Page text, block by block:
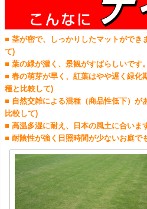
■ 茎が密で、しっかりしたマットができ
て)
■ 葉の緑が濃く、景観がすばらしいです
■ 春の萌芽が早く、紅葉はやや遅く緑化
種と比較して)
■ 自然交雑による混種（商品性低下）が
比較して)
■ 高温多湿に耐え、日本の風土に合いま
■ 耐陰性が強く日照時間が少ないお庭で